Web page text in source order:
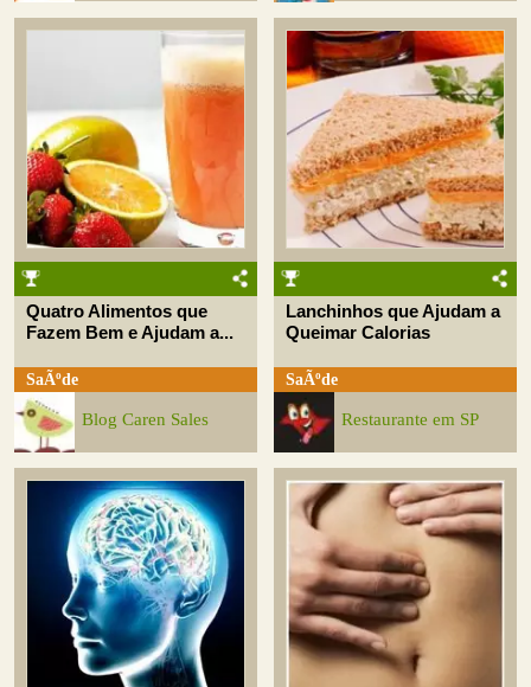
Quatro Alimentos que
Fazem Bem e Ajudam a...
SaÃºde
Blog Caren Sales
Lanchinhos que Ajudam a
Queimar Calorias
SaÃºde
Restaurante em SP